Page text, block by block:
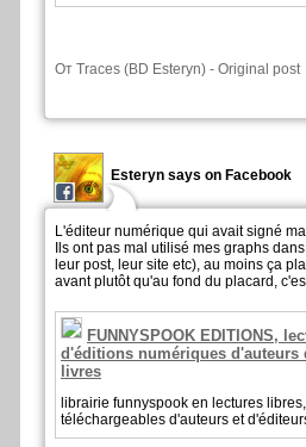
От Traces (BD Esteryn) - Original post
Esteryn says on Facebook
L'éditeur numérique qui avait signé
Ils ont pas mal utilisé mes graphs
leur post, leur site etc), au moins ça
avant plutôt qu'au fond du placard,
FUNNYSPOOK EDITIONS,
d'éditions numériques d'auteurs
livres
librairie funnyspook en lectures
téléchargeables d'auteurs et